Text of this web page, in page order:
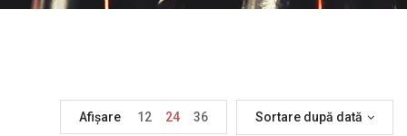
Sortare după dată
Afișare 12 24 36